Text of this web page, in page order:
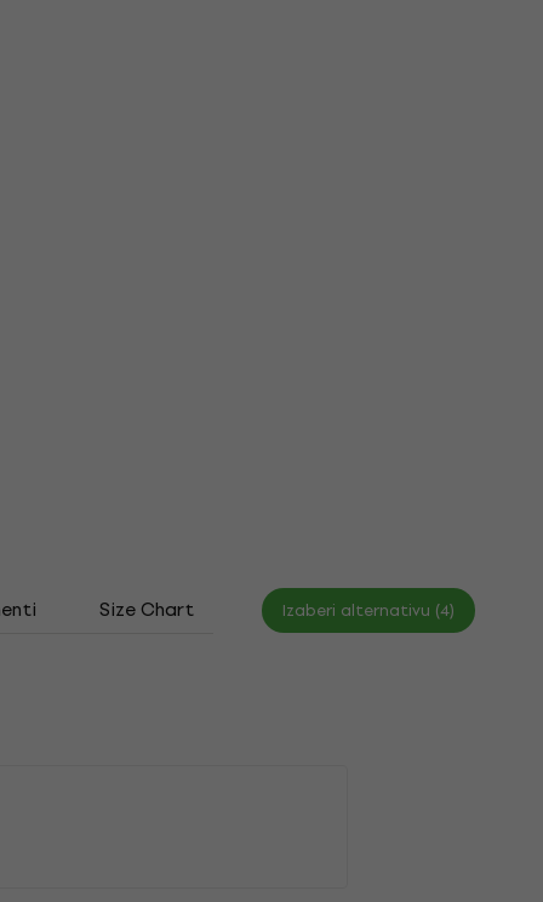
Size Chart Izaberi alternativu (4)